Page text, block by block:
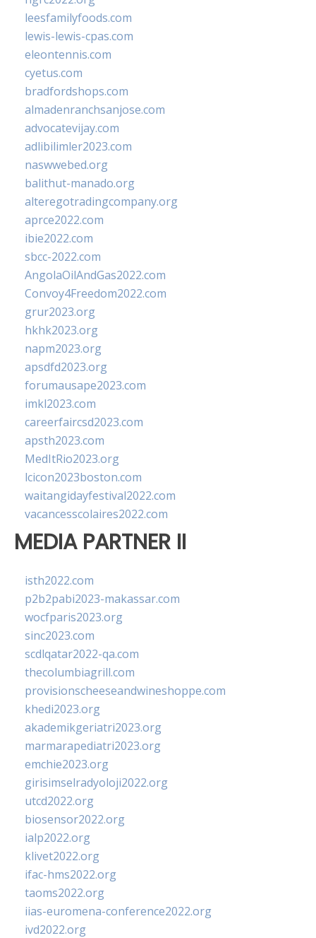
leesfamilyfoods.com
lewis-lewis-cpas.com
eleontennis.com
cyetus.com
bradfordshops.com
almadenranchsanjose.com
advocatevijay.com
adlibilimler2023.com
naswwebed.org
balithut-manado.org
alteregotradingcompany.org
aprce2022.com
ibie2022.com
sbcc-2022.com
AngolaOilAndGas2022.com
Convoy4Freedom2022.com
grur2023.org
hkhk2023.org
napm2023.org
apsdfd2023.org
forumausape2023.com
imkl2023.com
careerfaircsd2023.com
apsth2023.com
MedItRio2023.org
lcicon2023boston.com
waitangidayfestival2022.com
vacancesscolaires2022.com
MEDIA PARTNER II
isth2022.com
p2b2pabi2023-makassar.com
wocfparis2023.org
sinc2023.com
scdlqatar2022-qa.com
thecolumbiagrill.com
provisionscheeseandwineshoppe.com
khedi2023.org
akademikgeriatri2023.org
marmarapediatri2023.org
emchie2023.org
girisimselradyoloji2022.org
utcd2022.org
biosensor2022.org
ialp2022.org
klivet2022.org
ifac-hms2022.org
taoms2022.org
iias-euromena-conference2022.org
ivd2022.org